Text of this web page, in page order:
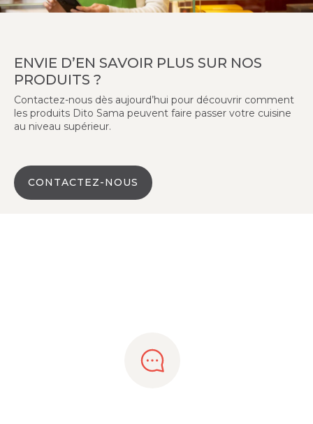
ENVIE D’EN SAVOIR PLUS SUR NOS
PRODUITS ?
Contactez-nous dès aujourd’hui pour découvrir comment
les produits Dito Sama peuvent faire passer votre cuisine
au niveau supérieur.
CONTACTEZ-NOUS